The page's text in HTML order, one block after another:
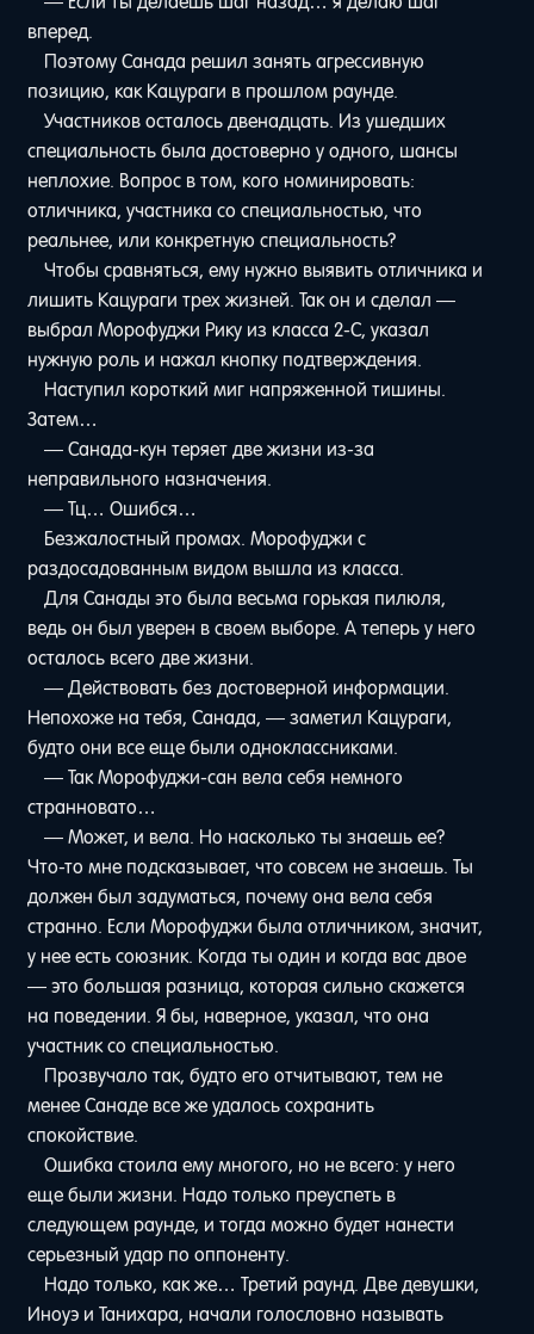
вперед.
Поэтому Санада решил занять агрессивную
позицию, как Кацураги в прошлом раунде.
Участников осталось двенадцать. Из ушедших
специальность была достоверно у одного, шансы
неплохие. Вопрос в том, кого номинировать:
отличника, участника со специальностью, что
реальнее, или конкретную специальность?
Чтобы сравняться, ему нужно выявить отличника и
лишить Кацураги трех жизней. Так он и сделал —
выбрал Морофуджи Рику из класса 2-C, указал
нужную роль и нажал кнопку подтверждения.
Наступил короткий миг напряженной тишины.
Затем…
— Санада-кун теряет две жизни из-за
неправильного назначения.
— Тц… Ошибся…
Безжалостный промах. Морофуджи с
раздосадованным видом вышла из класса.
Для Санады это была весьма горькая пилюля,
ведь он был уверен в своем выборе. А теперь у него
осталось всего две жизни.
— Действовать без достоверной информации.
Непохоже на тебя, Санада, — заметил Кацураги,
будто они все еще были одноклассниками.
— Так Морофуджи-сан вела себя немного
странновато…
— Может, и вела. Но насколько ты знаешь ее?
Что-то мне подсказывает, что совсем не знаешь. Ты
должен был задуматься, почему она вела себя
странно. Если Морофуджи была отличником, значит,
у нее есть союзник. Когда ты один и когда вас двое
— это большая разница, которая сильно скажется
на поведении. Я бы, наверное, указал, что она
участник со специальностью.
Прозвучало так, будто его отчитывают, тем не
менее Санаде все же удалось сохранить
спокойствие.
Ошибка стоила ему многого, но не всего: у него
еще были жизни. Надо только преуспеть в
следующем раунде, и тогда можно будет нанести
серьезный удар по оппоненту.
Надо только, как же… Третий раунд. Две девушки,
Иноуэ и Танихара, начали голословно называть